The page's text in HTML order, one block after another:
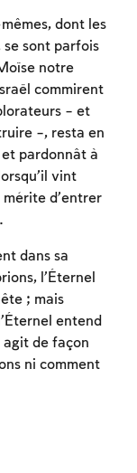
dont les
se sont parfois
notre
commirent
– et
–, resta en
et pardonnât à
vint
d’entrer
dans sa
l’Éternel
; mais
entend
agit de façon
ni comment